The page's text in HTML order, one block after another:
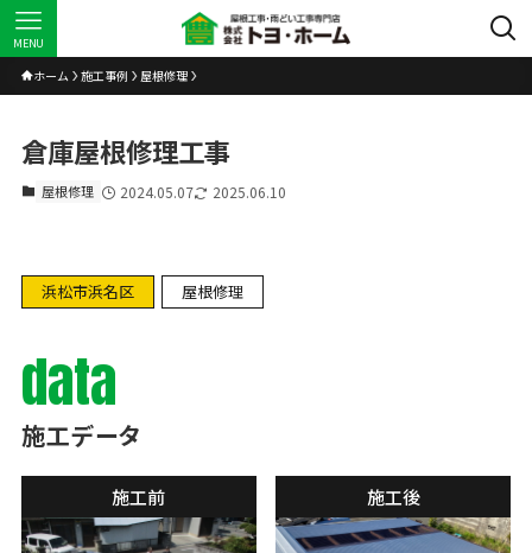
MENU
ホーム 施工事例 屋根修理
倉庫屋根修理工事
屋根修理 2024.05.07 2025.06.10
浜松市浜名区 屋根修理
data
施工データ
施工前 施工後